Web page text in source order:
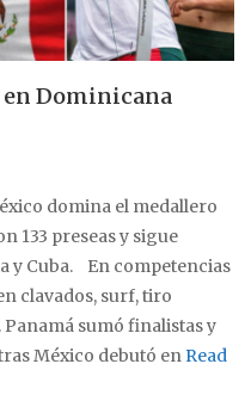
Dominicana
domina el medallero
133 preseas y sigue
y Cuba. En competencias
clavados, surf, tiro
sumó finalistas y
México debutó enRead